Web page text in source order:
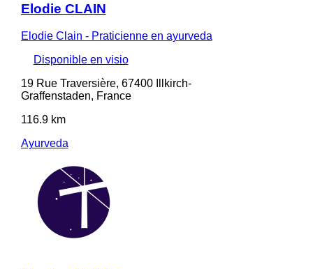
Elodie CLAIN
Elodie Clain - Praticienne en ayurveda
Disponible en visio
19 Rue Traversière, 67400 Illkirch-
Graffenstaden, France
116.9 km
Ayurveda